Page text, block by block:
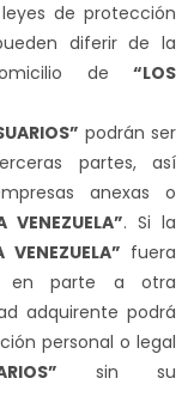
de protección
diferir de la
de “LOS
podrán ser
partes, así
anexas o
VENEZUELA”. Si la
VENEZUELA” fuera
en parte a otra
adquirente podrá
personal o legal
sin su